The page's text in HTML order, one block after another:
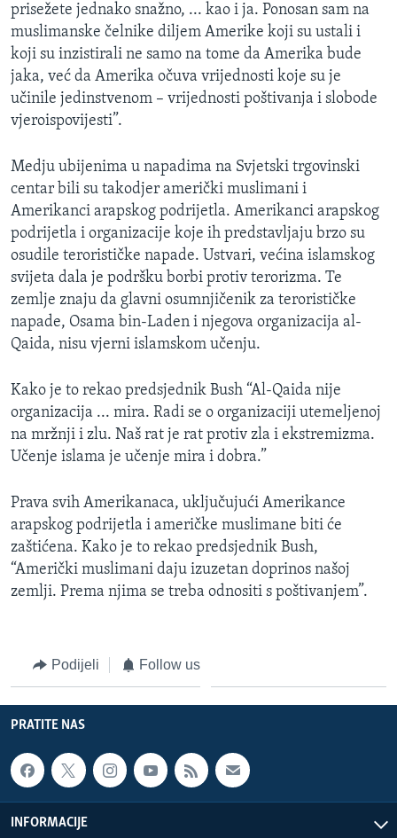
prisežete jednako snažno, ... kao i ja. Ponosan sam na
muslimanske čelnike diljem Amerike koji su ustali i
koji su inzistirali ne samo na tome da Amerika bude
jaka, već da Amerika očuva vrijednosti koje su je
učinile jedinstvenom – vrijednosti poštivanja i slobode
vjeroispovijesti”.
Medju ubijenima u napadima na Svjetski trgovinski
centar bili su takodjer američki muslimani i
Amerikanci arapskog podrijetla. Amerikanci arapskog
podrijetla i organizacije koje ih predstavljaju brzo su
osudile terorističke napade. Ustvari, većina islamskog
svijeta dala je podršku borbi protiv terorizma. Te
zemlje znaju da glavni osumnjičenik za terorističke
napade, Osama bin-Laden i njegova organizacija al-
Qaida, nisu vjerni islamskom učenju.
Kako je to rekao predsjednik Bush “Al-Qaida nije
organizacija ... mira. Radi se o organizaciji utemeljenoj
na mržnji i zlu. Naš rat je rat protiv zla i ekstremizma.
Učenje islama je učenje mira i dobra.”
Prava svih Amerikanaca, uključujući Amerikance
arapskog podrijetla i američke muslimane biti će
zaštićena. Kako je to rekao predsjednik Bush,
“Američki muslimani daju izuzetan doprinos našoj
zemlji. Prema njima se treba odnositi s poštivanjem”.
Podijeli Follow us
PRATITE NAS
INFORMACIJE